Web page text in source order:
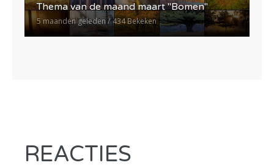
Thema van de maand maart "Bomen"
5 maanden geleden 434 Bekeken
REACTIES